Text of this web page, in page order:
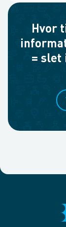
Hvor
= slet